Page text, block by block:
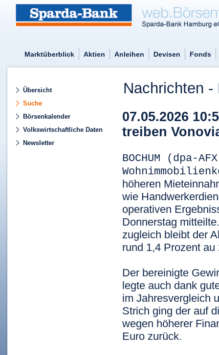
Marktüberblick Aktien Anleihen Devisen Fonds
Übersicht
Suche
Börsenkalender
Volkswirtschaftliche Daten
Newsletter
Nachrichten
07.05.2026
treiben
BOCHUM (dpa-
höheren
wie
operativen
Donnerstag
zugleich bleibt der
rund 1,4 Prozent
Der bereinigte
legte auch dank
im Jahresvergleich
Strich ging der auf
wegen höherer
Euro zurück.